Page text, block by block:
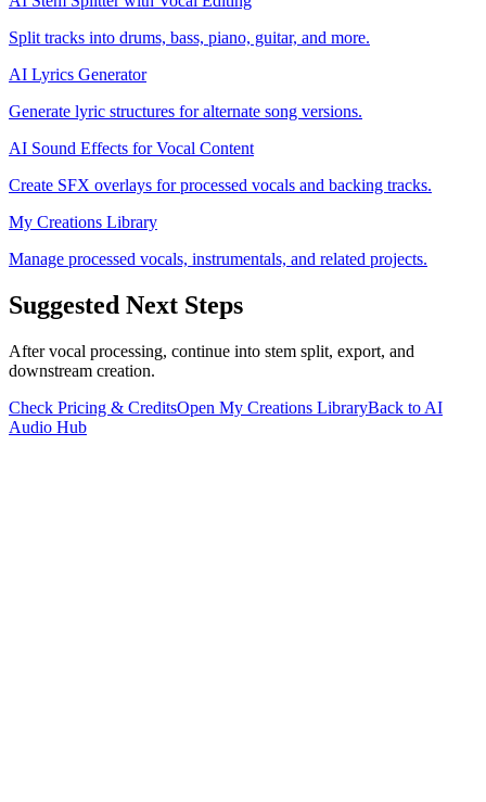
Split tracks into drums, bass, piano, guitar, and more.
AI Lyrics Generator
Generate lyric structures for alternate song versions.
AI Sound Effects for Vocal Content
Create SFX overlays for processed vocals and backing tracks.
My Creations Library
Manage processed vocals, instrumentals, and related projects.
Suggested Next Steps
After vocal processing, continue into stem split, export, and
downstream creation.
Check Pricing & CreditsOpen My Creations LibraryBack to AI
Audio Hub